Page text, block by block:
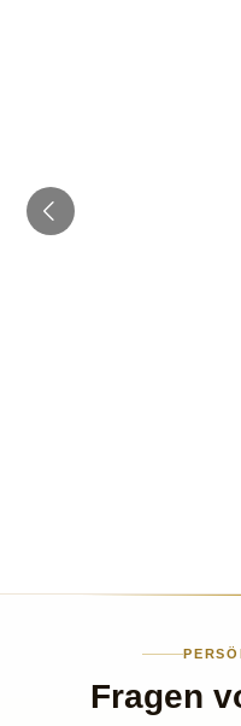
Fragen